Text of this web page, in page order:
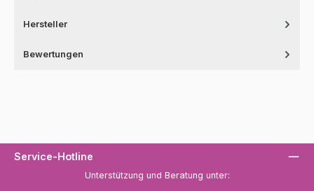
Hersteller
Bewertungen
Service-Hotline
Unterstützung und Beratung unter: